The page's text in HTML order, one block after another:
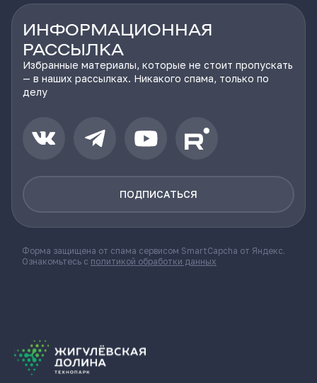
ИНФОРМАЦИОННАЯ
РАССЫЛКА
Избранные материалы, которые не стоит пропускать
— в наших рассылках. Никакого спама, только по
делу
ПОДПИСАТЬСЯ
Форма защищена от спама сервисом SmartCapcha от Яндекс.
Ознакомьтесь с политикой обработки данных